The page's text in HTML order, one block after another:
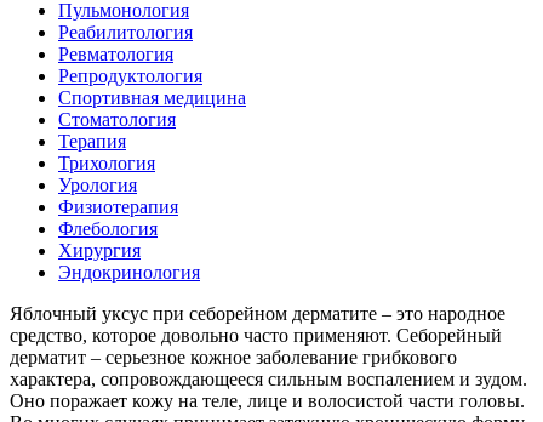
Пульмонология
Реабилитология
Ревматология
Репродуктология
Спортивная медицина
Стоматология
Терапия
Трихология
Урология
Физиотерапия
Флебология
Хирургия
Эндокринология
Яблочный уксус при себорейном дерматите – это народное
средство, которое довольно часто применяют. Себорейный
дерматит – серьезное кожное заболевание грибкового
характера, сопровождающееся сильным воспалением и зудом.
Оно поражает кожу на теле, лице и волосистой части головы.